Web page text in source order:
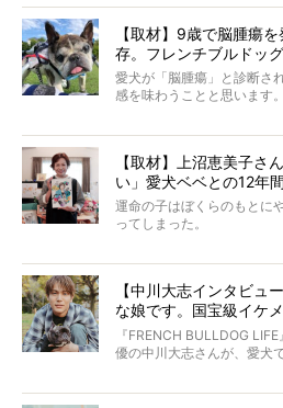
んのインスタグラムを覗く
ントがフォローされていて
LIFE』モデルのnicoやトー
そんな中岡さんに、フレブ
た。そのブヒ愛っぷりは
【取材】9歳で脳腫瘍
存。フレンチブルドッ
愛犬が「脳腫瘍」と診断さ
感を味わうことと思います
たひとり。だからこそ、
解をしているつもりです
ところが、フレンチブル
症し、なんと4年7ヶ月間も
きの年齢は13歳と11ヶ月、
た。さらには、治療後3年
いいます。
この事実はフレンチブル
多くの犬たちに勇気と希望
太郎のオーナーである佐
アについて詳しくお話しを
【取材】上沼恵美子さ
い」愛犬ベベとの12年間
運命の子はぼくらのもとに
ってしまった。
けれども、ぼくらはその
り添いたいと思う。
その悲しみをいますぐ解消
いて、泣いたり笑ったりす
こんな子だった、こんなに
ていたと。
ぼくらは上沼恵美子さん
と思った。
【中川大志インタビュ
な娘です。国宝級イケ
ッグと一緒に登場
『FRENCH BULLDOG
優の中川大志さんが、愛犬
マちゃん（2歳の女の子）
中川さんを直撃。そのフ